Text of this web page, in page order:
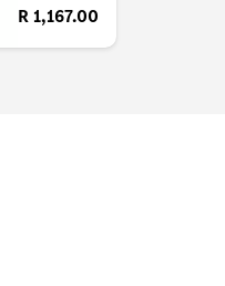
QAR 1,167.00